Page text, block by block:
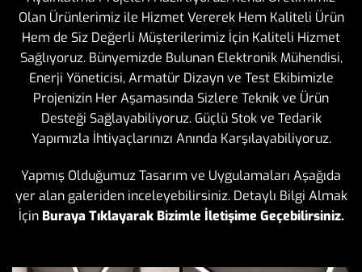
Olan Ürünlerimiz ile Hizmet Vererek Hem Kaliteli Ürün
Hem de Siz Değerli Müşterilerimiz İçin Kaliteli Hizmet
Sağlıyoruz. Bünyemizde Bulunan Elektronik Mühendisi,
Enerji Yöneticisi, Armatür Dizayn ve Test Ekibimizle
Projenizin Her Aşamasında Sizlere Teknik ve Ürün
Desteği Sağlayabiliyoruz. Güçlü Stok ve Tedarik
Yapımızla İhtiyaçlarınızı Anında Karşılayabiliyoruz.
Yapmış Olduğumuz Tasarım ve Uygulamaları Aşağıda
yer alan galeriden inceleyebilirsiniz. Detaylı Bilgi Almak
İçin Buraya Tıklayarak Bizimle İletişime Geçebilirsiniz.